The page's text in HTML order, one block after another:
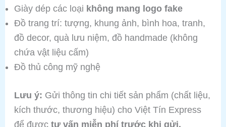
Giày dép các loại không mang logo fake
Đồ trang trí: tượng, khung ảnh, bình hoa, tranh,
đồ decor, quà lưu niệm, đồ handmade (không
chứa vật liệu cấm)
Đồ thủ công mỹ nghệ
Lưu ý: Gửi thông tin chi tiết sản phẩm (chất liệu,
kích thước, thương hiệu) cho Việt Tín Express
để được tư vấn miễn phí trước khi gửi.